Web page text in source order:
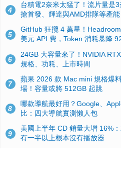
4
台積電2奈米太猛了！流片量是
搶首發、輝達與AMD排隊等產能
5
GitHub 狂攬 4 萬星！
美元 API 費，Token 消耗暴降
6
24GB 大容量來了！NVIDIA
規格、功耗、上市時間
7
蘋果 2026 款 Mac mini 規格爆
場！容量或將 512GB 起跳
8
哪款導航最好用？Google、
比：四大導航實測懶人包
9
美國上半年 CD 銷量大增 16%
有一半以上根本沒有播放器